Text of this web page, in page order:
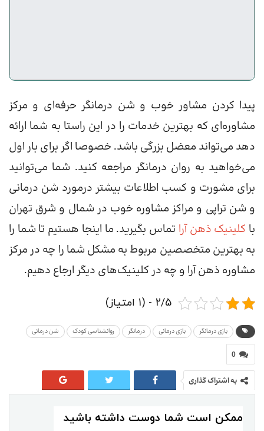
پیدا کردن مشاور خوب و شن درمانگر حرفه‌ای و مرکز
مشاوره‌ای که بهترین خدمات را در این راستا به شما ارائه
دهد می‌تواند معضل بزرگی باشد. خصوصا اگر برای بار اول
می‌خواهید به روان درمانگر مراجعه کنید. شما می‌توانید
برای مشورت و کسب اطلاعات بیشتر درمورد شن درمانی
و شن تراپی و مراکز مشاوره خوب در شمال و شرق تهران
با کلینیک ذهن آرا تماس بگیرید. ما اینجا هستیم تا شما را
به بهترین متخصصین مربوط به مشکل شما را چه در مرکز
مشاوره ذهن آرا و چه در کلینیک‌های دیگر ارجاع دهیم.
2/5 - (1 امتیاز)
بازی درمانگر بازی درمانی درمانگر روانشناسی کودک شن درمانی
0
به اشتراک گذاری
ممکن است شما دوست داشته باشید